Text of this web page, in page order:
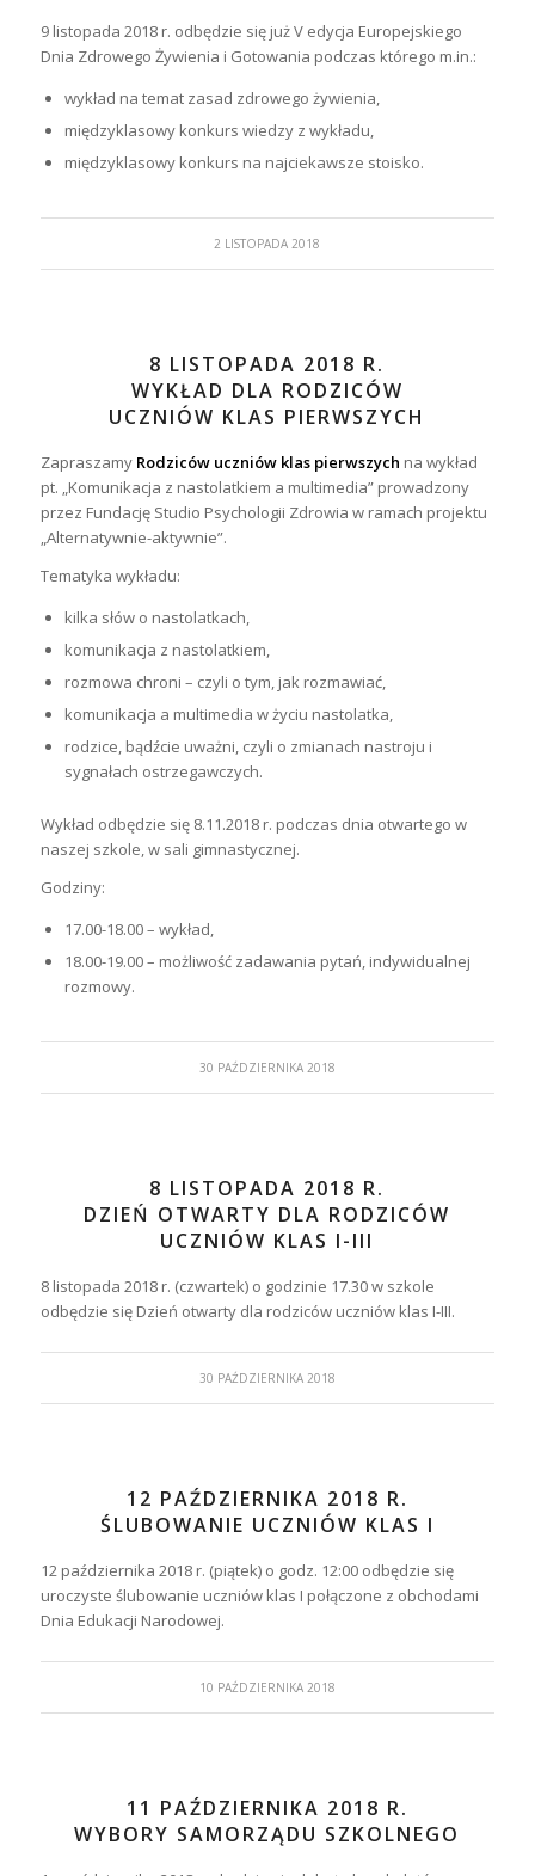
9 listopada 2018 r. odbędzie się już V edycja Europejskiego
Dnia Zdrowego Żywienia i Gotowania podczas którego m.in.:
wykład na temat zasad zdrowego żywienia,
międzyklasowy konkurs wiedzy z wykładu,
międzyklasowy konkurs na najciekawsze stoisko.
2 LISTOPADA 2018
8 LISTOPADA 2018 R.
WYKŁAD DLA RODZICÓW
UCZNIÓW KLAS PIERWSZYCH
Zapraszamy Rodziców uczniów klas pierwszych na wykład
pt. „Komunikacja z nastolatkiem a multimedia” prowadzony
przez Fundację Studio Psychologii Zdrowia w ramach projektu
„Alternatywnie-aktywnie”.
Tematyka wykładu:
kilka słów o nastolatkach,
komunikacja z nastolatkiem,
rozmowa chroni – czyli o tym, jak rozmawiać,
komunikacja a multimedia w życiu nastolatka,
rodzice, bądźcie uważni, czyli o zmianach nastroju i
sygnałach ostrzegawczych.
Wykład odbędzie się 8.11.2018 r. podczas dnia otwartego w
naszej szkole, w sali gimnastycznej.
Godziny:
17.00-18.00 – wykład,
18.00-19.00 – możliwość zadawania pytań, indywidualnej
rozmowy.
30 PAŹDZIERNIKA 2018
8 LISTOPADA 2018 R.
DZIEŃ OTWARTY DLA RODZICÓW
UCZNIÓW KLAS I-III
8 listopada 2018 r. (czwartek) o godzinie 17.30 w szkole
odbędzie się Dzień otwarty dla rodziców uczniów klas I-III.
30 PAŹDZIERNIKA 2018
12 PAŹDZIERNIKA 2018 R.
ŚLUBOWANIE UCZNIÓW KLAS I
12 października 2018 r. (piątek) o godz. 12:00 odbędzie się
uroczyste ślubowanie uczniów klas I połączone z obchodami
Dnia Edukacji Narodowej.
10 PAŹDZIERNIKA 2018
11 PAŹDZIERNIKA 2018 R.
WYBORY SAMORZĄDU SZKOLNEGO